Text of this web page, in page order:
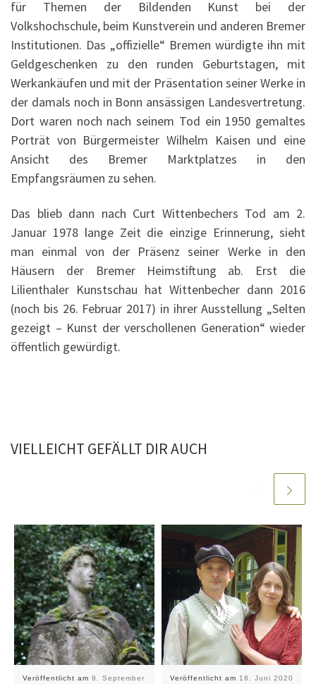
für Themen der Bildenden Kunst bei der
Volkshochschule, beim Kunstverein und anderen Bremer
Institutionen. Das „offizielle“ Bremen würdigte ihn mit
Geldgeschenken zu den runden Geburtstagen, mit
Werkankäufen und mit der Präsentation seiner Werke in
der damals noch in Bonn ansässigen Landesvertretung.
Dort waren noch nach seinem Tod ein 1950 gemaltes
Porträt von Bürgermeister Wilhelm Kaisen und eine
Ansicht des Bremer Marktplatzes in den
Empfangsräumen zu sehen.
Das blieb dann nach Curt Wittenbechers Tod am 2.
Januar 1978 lange Zeit die einzige Erinnerung, sieht
man einmal von der Präsenz seiner Werke in den
Häusern der Bremer Heimstiftung ab. Erst die
Lilienthaler Kunstschau hat Wittenbecher dann 2016
(noch bis 26. Februar 2017) in ihrer Ausstellung „Selten
gezeigt – Kunst der verschollenen Generation“ wieder
öffentlich gewürdigt.
VIELLEICHT GEFÄLLT DIR AUCH
Veröffentlicht am 9. September
Veröffentlicht am 18. Juni 2020